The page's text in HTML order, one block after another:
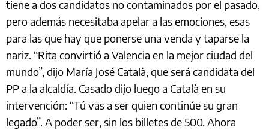
tiene a dos candidatos no contaminados por el pasado,
pero además necesitaba apelar a las emociones, esas
para las que hay que ponerse una venda y taparse la
nariz. “Rita convirtió a Valencia en la mejor ciudad del
mundo”, dijo María José Català, que será candidata del
PP a la alcaldía. Casado dijo luego a Català en su
intervención: “Tú vas a ser quien continúe su gran
legado”. A poder ser, sin los billetes de 500. Ahora